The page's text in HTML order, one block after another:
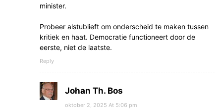
minister.
Probeer alstublieft om onderscheid te maken tussen
kritiek en haat. Democratie functioneert door de
eerste, niet de laatste.
Reply
Johan Th. Bos
oktober 2, 2025 At 5:06 pm